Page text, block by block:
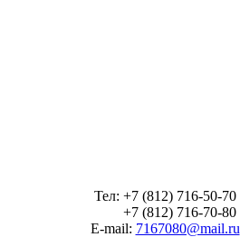
Тел: +7 (812) 716-50-70
+7 (812) 716-70-80
E-mail: 7167080@mail.ru